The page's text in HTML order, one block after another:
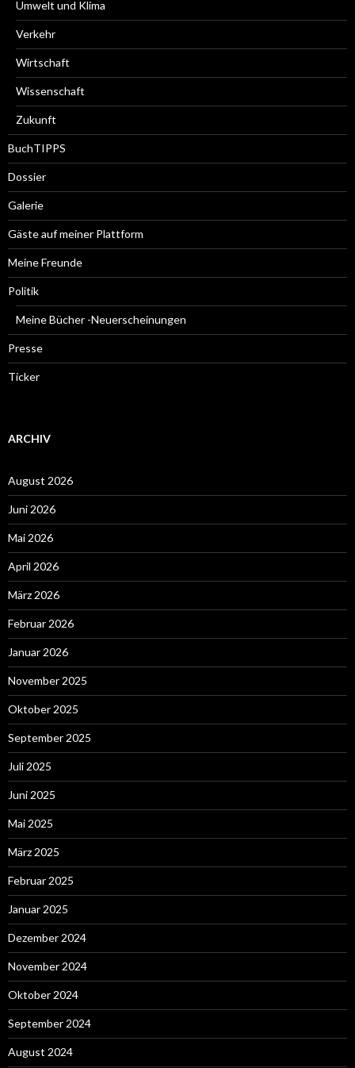
Umwelt und Klima
Verkehr
Wirtschaft
Wissenschaft
Zukunft
BuchTIPPS
Dossier
Galerie
Gäste auf meiner Plattform
Meine Freunde
Politik
Meine Bücher -Neuerscheinungen
Presse
Ticker
ARCHIV
August 2026
Juni 2026
Mai 2026
April 2026
März 2026
Februar 2026
Januar 2026
November 2025
Oktober 2025
September 2025
Juli 2025
Juni 2025
Mai 2025
März 2025
Februar 2025
Januar 2025
Dezember 2024
November 2024
Oktober 2024
September 2024
August 2024